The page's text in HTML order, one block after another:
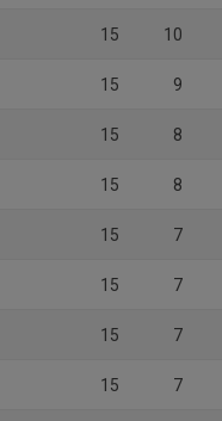
15 10
15 9
15 8
15 8
15 7
15 7
15 7
15 7